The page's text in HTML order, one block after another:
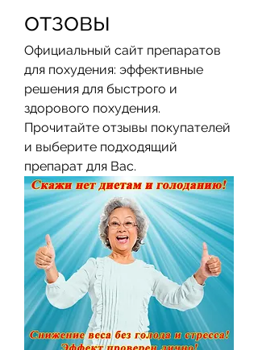
отзовы
Официальный сайт препаратов
для похудения: эффективные
решения для быстрого и
здорового похудения.
Прочитайте отзывы покупателей
и выберите подходящий
препарат для Вас.